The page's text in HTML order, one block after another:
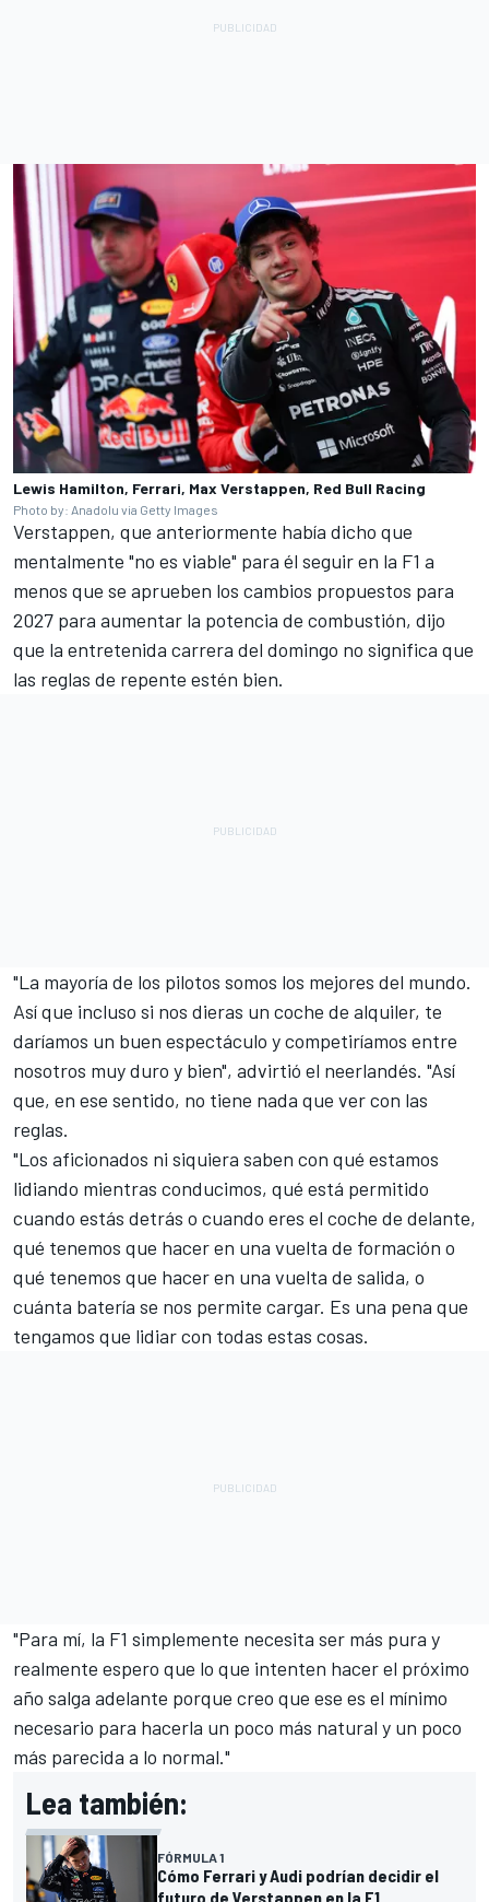
Lewis Hamilton, Ferrari, Max Verstappen, Red Bull Racing
Photo by: Anadolu via Getty Images
Verstappen, que anteriormente había dicho que
mentalmente "no es viable" para él seguir en la F1 a
menos que se aprueben los cambios propuestos para
2027 para aumentar la potencia de combustión, dijo
que la entretenida carrera del domingo no significa que
las reglas de repente estén bien.
"La mayoría de los pilotos somos los mejores del mundo.
Así que incluso si nos dieras un coche de alquiler, te
daríamos un buen espectáculo y competiríamos entre
nosotros muy duro y bien", advirtió el neerlandés. "Así
que, en ese sentido, no tiene nada que ver con las
reglas.
"Los aficionados ni siquiera saben con qué estamos
lidiando mientras conducimos, qué está permitido
cuando estás detrás o cuando eres el coche de delante,
qué tenemos que hacer en una vuelta de formación o
qué tenemos que hacer en una vuelta de salida, o
cuánta batería se nos permite cargar. Es una pena que
tengamos que lidiar con todas estas cosas.
"Para mí, la F1 simplemente necesita ser más pura y
realmente espero que lo que intenten hacer el próximo
año salga adelante porque creo que ese es el mínimo
necesario para hacerla un poco más natural y un poco
más parecida a lo normal."
Lea también:
FÓRMULA 1
Cómo Ferrari y Audi podrían decidir el
futuro de Verstappen en la F1